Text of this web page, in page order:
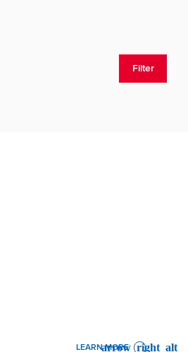
Filter
LEARN MORE